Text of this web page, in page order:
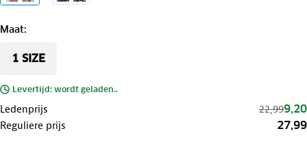
Maat:
1 SIZE
Levertijd: wordt geladen..
Ledenprijs 22,999,20
Reguliere prijs 27,99